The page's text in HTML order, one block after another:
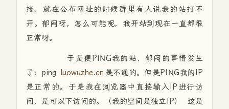
接，就在公布网址的时候群里有人说我的站打不
开。郁闷呀，怎么可能呢，我开站到现在一直都很
正常呀。
于是便PING我的站，郁闷的事情发生
了：ping luowuzhe.cn 是不通的。但是PING我的IP
是正常的。于是我在浏览器中直接输入IP进行访
问，是可以下访问的。（我的空间是独立IP） 这是